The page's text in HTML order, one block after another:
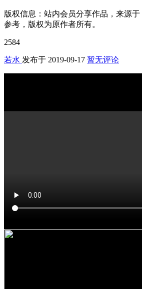
版权信息： 站内会员分享作品，来源于
参考，版权为原作者所有。
2584
若水 发布于 2019-09-17 暂无评论